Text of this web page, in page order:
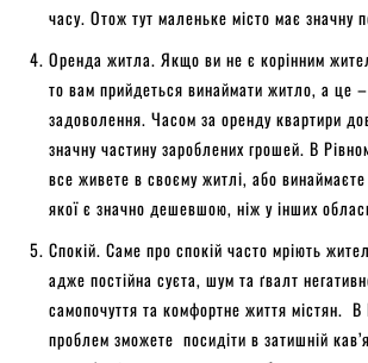
часу. Отож тут маленьке місто має значну
Оренда житла. Якщо ви не є корінним
то вам прийдеться винаймати житло, а це
задоволення. Часом за оренду квартири
значну частину зароблених грошей. В
все живете в своєму житлі, або
якої є значно дешевшою, ніж у інших
Спокій. Саме про спокій часто мріють
адже постійна суєта, шум та ґвалт
самопочуття та комфортне життя містян. В
проблем зможете посидіти в затишній